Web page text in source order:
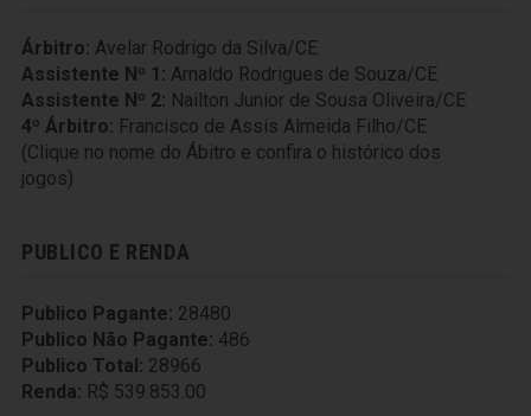
Árbitro: Avelar Rodrigo da Silva/CE
Assistente Nº 1: Arnaldo Rodrigues de Souza/CE
Assistente Nº 2: Nailton Junior de Sousa Oliveira/CE
4º Árbitro: Francisco de Assis Almeida Filho/CE
(Clique no nome do Ábitro e confira o histórico dos
jogos)
PUBLICO E RENDA
Publico Pagante: 28480
Publico Não Pagante: 486
Publico Total: 28966
Renda: R$ 539.853.00